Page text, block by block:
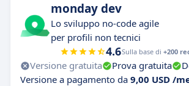
monday dev
Lo sviluppo no-code agile
per profili non tecnici
4.6Sulla base di +200
Versione gratuita Prova gratuita
Versione a pagamento da 9,00 USD /